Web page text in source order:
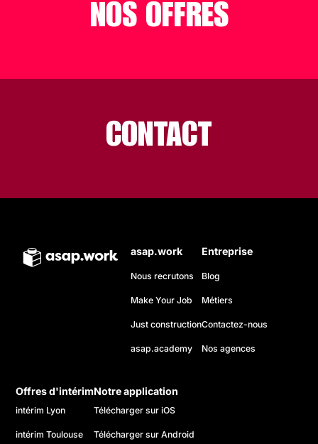
NOS OFFRES
CONTACT
asap.work
Nous recrutons
Make Your Job
Just construction
asap.academy
Entreprise
Blog
Métiers
Contactez-nous
Nos agences
Offres d'intérim
intérim Lyon
intérim Toulouse
Notre application
Télécharger sur iOS
Télécharger sur Android